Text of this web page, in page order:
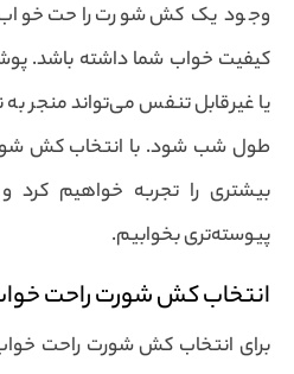
وجود یک کش شورت راحت خواب
کیفیت خواب شما داشته باشد.
یا غیرقابل تنفس می‌تواند منجر به
طول شب شود. با انتخاب کش
بیشتری را تجربه خواهیم کرد
پیوسته‌تری بخوابیم.
انتخاب کش شورت راحت
برای انتخاب کش شورت راحت